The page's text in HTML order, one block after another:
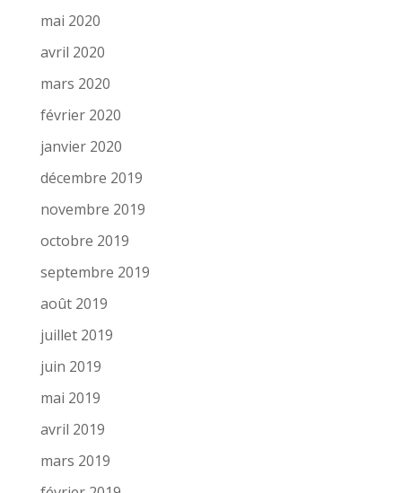
mai 2020
avril 2020
mars 2020
février 2020
janvier 2020
décembre 2019
novembre 2019
octobre 2019
septembre 2019
août 2019
juillet 2019
juin 2019
mai 2019
avril 2019
mars 2019